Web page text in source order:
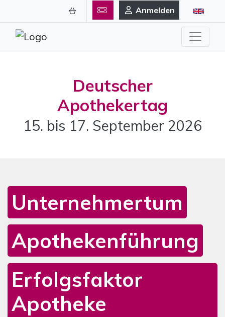
Anmelden
Deutscher
Apothekertag
15. bis 17. September 2026
Unternehmertum
Apothekenführung
Erfolgsfaktor
Apotheke